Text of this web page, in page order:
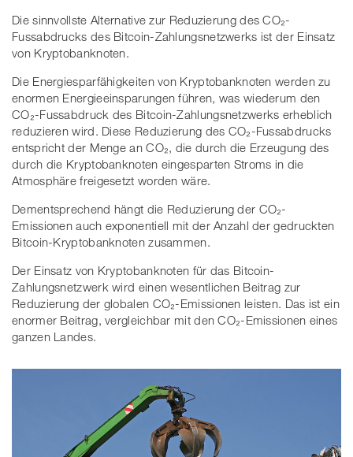
Die sinnvollste Alternative zur Reduzierung des CO₂-
Fussabdrucks des Bitcoin-Zahlungsnetzwerks ist der Einsatz
von Kryptobanknoten.
Die Energiesparfähigkeiten von Kryptobanknoten werden zu
enormen Energieeinsparungen führen, was wiederum den
CO₂-Fussabdruck des Bitcoin-Zahlungsnetzwerks erheblich
reduzieren wird. Diese Reduzierung des CO₂-Fussabdrucks
entspricht der Menge an CO₂, die durch die Erzeugung des
durch die Kryptobanknoten eingesparten Stroms in die
Atmosphäre freigesetzt worden wäre.
Dementsprechend hängt die Reduzierung der CO₂-
Emissionen auch exponentiell mit der Anzahl der gedruckten
Bitcoin-Kryptobanknoten zusammen.
Der Einsatz von Kryptobanknoten für das Bitcoin-
Zahlungsnetzwerk wird einen wesentlichen Beitrag zur
Reduzierung der globalen CO₂-Emissionen leisten. Das ist ein
enormer Beitrag, vergleichbar mit den CO₂-Emissionen eines
ganzen Landes.